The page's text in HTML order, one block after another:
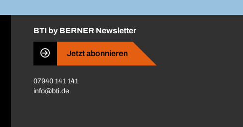
BTI by BERNER Newsletter
Jetzt abonnieren
07940 141 141
info@bti.de